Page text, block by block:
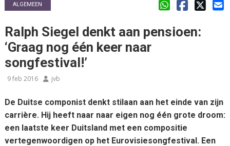
ALGEMEEN
Ralph Siegel denkt aan pensioen:
‘Graag nog één keer naar
songfestival!’
9 feb 2016 jvb
De Duitse componist denkt stilaan aan het einde van zijn
carrière. Hij heeft naar naar eigen nog één grote droom:
een laatste keer Duitsland met een compositie
vertegenwoordigen op het Eurovisiesongfestival. Een